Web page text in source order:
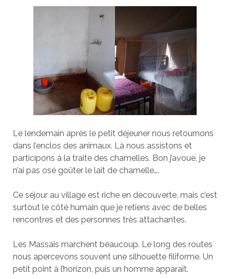
Le lendemain après le petit déjeuner nous retournons
dans l’enclos des animaux. Là nous assistons et
participons à la traite des chamelles. Bon j’avoue, je
n’ai pas osé goûter le lait de chamelle….
Ce séjour au village est riche en découverte, mais c’est
surtout le côté humain que je retiens avec de belles
rencontres et des personnes très attachantes.
Les Massais marchent beaucoup. Le long des routes
nous apercevons souvent une silhouette filiforme. Un
petit point à l’horizon, puis un homme apparaît.